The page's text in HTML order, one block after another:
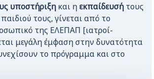
υποστήριξη και ηεκπαίδευσή τους
τους, γίνεται από το
της ΕΛΕΠΑΠ [ιατροί-
μεγάλη έμφαση στην δυνατότητα
το πρόγραμμα και στο